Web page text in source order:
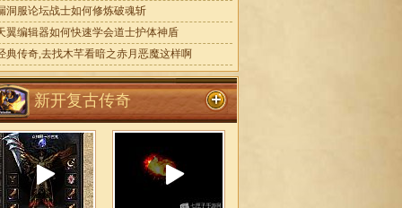
洞服论坛战士如何修炼破魂斩
翼编辑器如何快速学会道士护体神盾
典传奇,去找木芊看暗之赤月恶魔这样啊
新开复古传奇